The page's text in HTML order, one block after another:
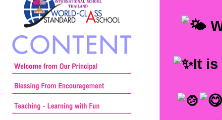
It is